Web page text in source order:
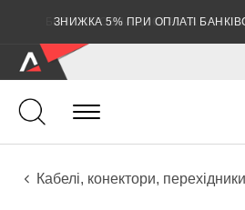
ЗНИЖКА 5% ПРИ ОПЛАТІ
Гітари
Електро інструменти
Звукове обладнання
Кабелі, конектори, перехідники